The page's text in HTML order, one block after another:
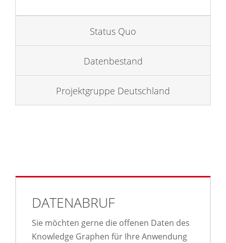
Status Quo
Datenbestand
Projektgruppe Deutschland
DATENABRUF
Sie möchten gerne die offenen Daten des
Knowledge Graphen für Ihre Anwendung